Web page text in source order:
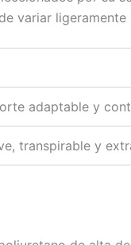
variar
adaptable y
transpirable y